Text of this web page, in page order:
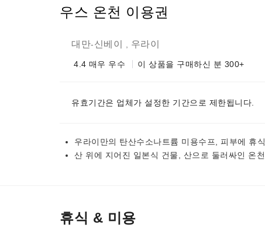
우스 온천 이용권
대만-신베이 우라이
4.4 매우 우수 이 상품을 구매하신 분 300+
유효기간은 업체가 설정한 기간으로 제한됩니다.
우라이만의 탄산수소나트륨 미용수프, 피부에 휴
산 위에 지어진 일본식 건물, 산으로 둘러싸인 온
휴식 & 미용